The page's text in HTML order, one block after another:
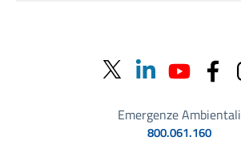
Emergenze Ambientali
800.061.160